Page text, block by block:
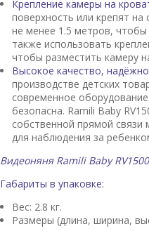
Крепление камеры на
поверхность или крепят
не менее 1.5 метров,
также использовать
чтобы разместить камеру
Высокое качество,
производстве детских
современное
безопасна. Ramili Baby
собственной прямой связи
для наблюдения за
Видеоняня Ramili Baby
Габариты в упаковке:
Вес: 2.8 кг.
Размеры (длина, ширина,